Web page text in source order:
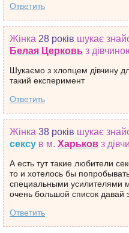
Ответить
Жінка 28 років шукає
Белая Церковь з
Шукаємо з хлопцем дівчину
такий експеримент
Ответить
Жінка 38 років шукає
сексу в м. Харьков з
А есть тут такие любители
то и хотелось бы
специальными усилителями
очень большой список давай
Ответить